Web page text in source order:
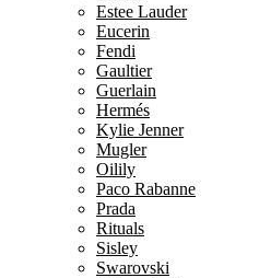
Estee Lauder
Eucerin
Fendi
Gaultier
Guerlain
Hermés
Kylie Jenner
Mugler
Oilily
Paco Rabanne
Prada
Rituals
Sisley
Swarovski